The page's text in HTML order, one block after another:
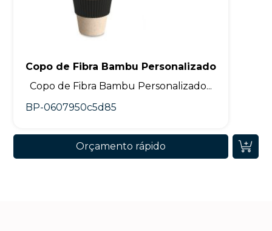
Copo de Fibra Bambu Personalizado
Copo de Fibra Bambu Personalizado...
BP-0607950c5d85
Orçamento rápido